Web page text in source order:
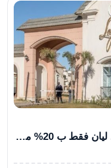
استلم حالا فيلا 440 متراً من كمبوند ليان فقط ب 20% مقدم